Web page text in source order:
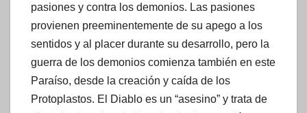
pasiones y contra los demonios. Las pasiones
provienen preeminentemente de su apego a los
sentidos y al placer durante su desarrollo, pero la
guerra de los demonios comienza también en este
Paraíso, desde la creación y caída de los
Protoplastos. El Diablo es un “asesino” y trata de